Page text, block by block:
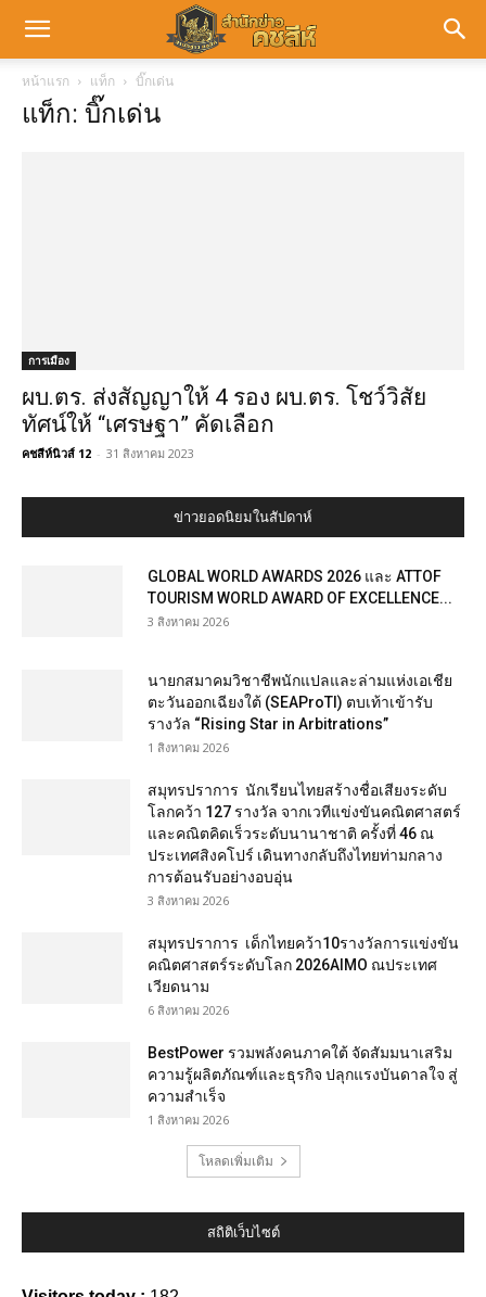
หน้าแรก แท็ก บิ๊กเด่น
แท็ก: บิ๊กเด่น
การเมือง
ผบ.ตร. ส่งสัญญาให้ 4 รอง ผบ.ตร. โชว์วิสัย
ทัศน์ให้ “เศรษฐา” คัดเลือก
คชสีห์นิวส์ 12 - 31 สิงหาคม 2023
ข่าวยอดนิยมในสัปดาห์
GLOBAL WORLD AWARDS 2026 และ ATTOF
TOURISM WORLD AWARD OF EXCELLENCE...
3 สิงหาคม 2026
นายกสมาคมวิชาชีพนักแปลและล่ามแห่งเอเชีย
ตะวันออกเฉียงใต้ (SEAProTI) ตบเท้าเข้ารับ
รางวัล “Rising Star in Arbitrations”
1 สิงหาคม 2026
สมุทรปราการ นักเรียนไทยสร้างชื่อเสียงระดับ
โลกคว้า 127 รางวัล จากเวทีแข่งขันคณิตศาสตร์
และคณิตคิดเร็วระดับนานาชาติ ครั้งที่ 46 ณ
ประเทศสิงคโปร์ เดินทางกลับถึงไทยท่ามกลาง
การต้อนรับอย่างอบอุ่น
3 สิงหาคม 2026
สมุทรปราการ เด็กไทยคว้า10รางวัลการแข่งขัน
คณิตศาสตร์ระดับโลก 2026AIMO ณประเทศ
เวียดนาม
6 สิงหาคม 2026
BestPower รวมพลังคนภาคใต้ จัดสัมมนาเสริม
ความรู้ผลิตภัณฑ์และธุรกิจ ปลุกแรงบันดาลใจ สู่
ความสำเร็จ
1 สิงหาคม 2026
โหลดเพิ่มเติม
สถิติเว็บไซต์